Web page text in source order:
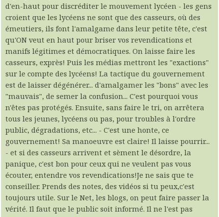
d'en-haut pour discréditer le mouvement lycéen - les gens
croient que les lycéens ne sont que des casseurs, où des
émeutiers, ils font l'amalgame dans leur petite tête, c'est
qu'ON veut en haut pour briser vos revendications et
manifs légitimes et démocratiques. On laisse faire les
casseurs, exprès! Puis les médias mettront les "exactions"
sur le compte des lycéens! La tactique du gouvernement
est de laisser dégénérer... d'amalgamer les "bons" avec les
"mauvais", de semer la confusion... C'est pourquoi vous
n'êtes pas protégés. Ensuite, sans faire le tri, on arrêtera
tous les jeunes, lycéens ou pas, pour troubles à l'ordre
public, dégradations, etc... - C'est une honte, ce
gouvernement! Sa manoeuvre est claire! Il laisse pourrir...
- et si des casseurs arrivent et sèment le désordre, la
panique, c'est bon pour ceux qui ne veulent pas vous
écouter, entendre vos revendications!Je ne sais que te
conseiller. Prends des notes, des vidéos si tu peux,c'est
toujours utile. Sur le Net, les blogs, on peut faire passer la
vérité. Il faut que le public soit informé. Il ne l'est pas